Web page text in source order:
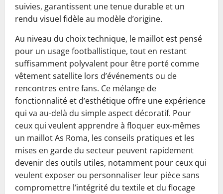
suivies, garantissent une tenue durable et un
rendu visuel fidèle au modèle d’origine.
Au niveau du choix technique, le maillot est pensé
pour un usage footballistique, tout en restant
suffisamment polyvalent pour être porté comme
vêtement satellite lors d’événements ou de
rencontres entre fans. Ce mélange de
fonctionnalité et d’esthétique offre une expérience
qui va au-delà du simple aspect décoratif. Pour
ceux qui veulent apprendre à floquer eux-mêmes
un maillot As Roma, les conseils pratiques et les
mises en garde du secteur peuvent rapidement
devenir des outils utiles, notamment pour ceux qui
veulent exposer ou personnaliser leur pièce sans
compromettre l’intégrité du textile et du flocage